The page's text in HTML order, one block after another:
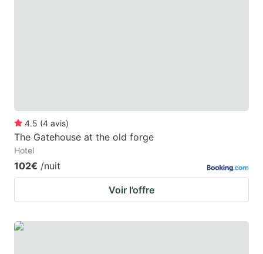
4.5 (4 avis)
The Gatehouse at the old forge
Hotel
102€ /nuit
Voir l’offre